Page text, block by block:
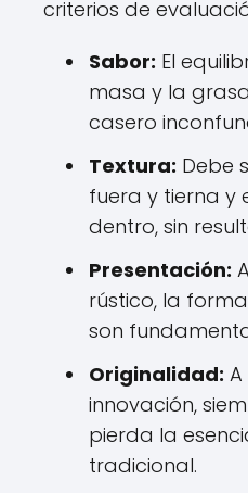
criterios de
Sabor: El
masa y la
casero
Textura: Debe
fuera y tierna y
dentro, sin
Presentación:
rústico, la
son
Originalidad:
innovación,
pierda la
tradicional.